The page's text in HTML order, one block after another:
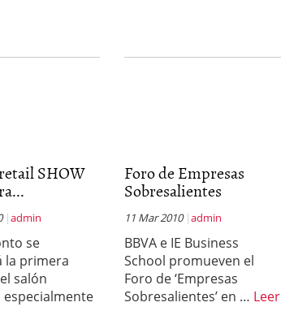
SHOW
admin
se
la primera
salón
especialmente
Foro de Empresas
Sobresalientes
11 Mar 2010 admin
BBVA e IE Business
School promueven el
Foro de ‘Empresas
Sobresalientes’ en … Leer